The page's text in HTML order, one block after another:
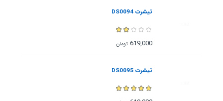
تیشرت DS0094
619,000 تومان
تیشرت DS0095